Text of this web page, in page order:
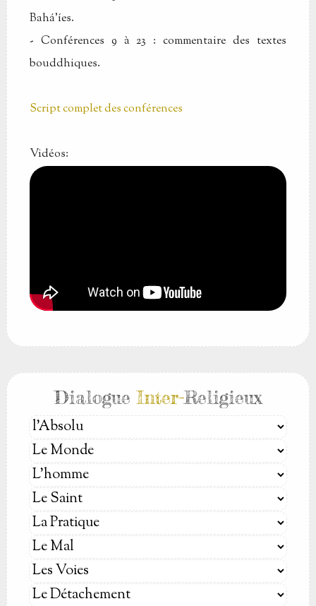
Bahá'íes.
- Conférences 9 à 23 : commentaire des textes
bouddhiques.
Script complet des conférences
Vidéos:
DialogueInter-Religieux